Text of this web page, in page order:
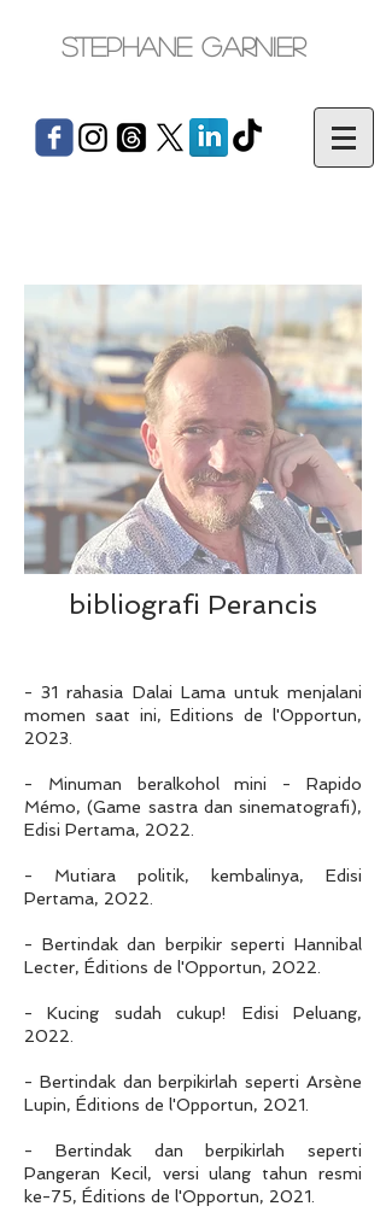
Stephane Garnier
bibliografi Perancis
- 31 rahasia Dalai Lama untuk menjalani
momen saat ini, Editions de l'Opportun,
2023.
- Minuman beralkohol mini - Rapido
Mémo, (Game sastra dan sinematografi),
Edisi Pertama, 2022.
- Mutiara politik, kembalinya, Edisi
Pertama, 2022.
- Bertindak dan berpikir seperti Hannibal
Lecter, Éditions de l'Opportun, 2022.
- Kucing sudah cukup! Edisi Peluang,
2022.
- Bertindak dan berpikirlah seperti Arsène
Lupin, Éditions de l'Opportun, 2021.
- Bertindak dan berpikirlah seperti
Pangeran Kecil, versi ulang tahun resmi
ke-75, Éditions de l'Opportun, 2021.